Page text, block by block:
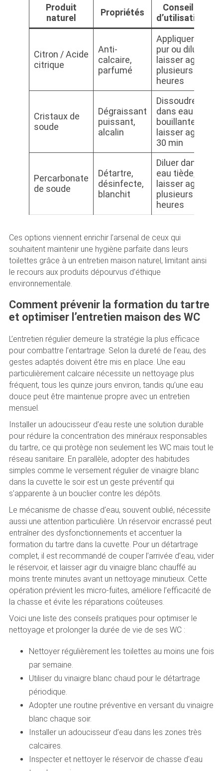
Produit
naturel
Propriétés
Conseils
d’utilisation
Citron / Acide
citrique
Anti-
calcaire,
parfumé
Appliquer
pur ou dilué,
laisser agir
plusieurs
heures
Cristaux de
soude
Dégraissant
puissant,
alcalin
Dissoudre
dans eau
bouillante,
laisser agir
30 min
Percarbonate
de soude
Détartre,
désinfecte,
blanchit
Diluer dans
eau tiède,
laisser agir
plusieurs
heures
Ces options viennent enrichir l’arsenal de ceux qui
souhaitent maintenir une hygiène parfaite dans leurs
toilettes grâce à un entretien maison naturel, limitant ainsi
le recours aux produits dépourvus d’éthique
environnementale.
Comment prévenir la formation du tartre
et optimiser l’entretien maison des WC
L’entretien régulier demeure la stratégie la plus efficace
pour combattre l’entartrage. Selon la dureté de l’eau, des
gestes adaptés doivent être mis en place. Une eau
particulièrement calcaire nécessite un nettoyage plus
fréquent, tous les quinze jours environ, tandis qu’une eau
douce peut être maintenue propre avec un entretien
mensuel.
Installer un adoucisseur d’eau reste une solution durable
pour réduire la concentration des minéraux responsables
du tartre, ce qui protège non seulement les WC mais tout le
réseau sanitaire. En parallèle, adopter des habitudes
simples comme le versement régulier de vinaigre blanc
dans la cuvette le soir est un geste préventif qui
s’apparente à un bouclier contre les dépôts.
Le mécanisme de chasse d’eau, souvent oublié, nécessite
aussi une attention particulière. Un réservoir encrassé peut
entraîner des dysfonctionnements et accentuer la
formation du tartre dans la cuvette. Pour un détartrage
complet, il est recommandé de couper l’arrivée d’eau, vider
le réservoir, et laisser agir du vinaigre blanc chauffé au
moins trente minutes avant un nettoyage minutieux. Cette
opération prévient les micro-fuites, améliore l’efficacité de
la chasse et évite les réparations coûteuses.
Voici une liste des conseils pratiques pour optimiser le
nettoyage et prolonger la durée de vie de ses WC :
Nettoyer régulièrement les toilettes au moins une fois
par semaine.
Utiliser du vinaigre blanc chaud pour le détartrage
périodique.
Adopter une routine préventive en versant du vinaigre
blanc chaque soir.
Installer un adoucisseur d’eau dans les zones très
calcaires.
Inspecter et nettoyer le réservoir de chasse d’eau